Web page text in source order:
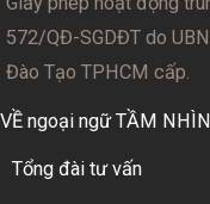
572/QĐ-SGDĐT do
Đào Tạo TPHCM cấp.
VỀ ngoại ngữ TẦM
Tổng đài tư vấn